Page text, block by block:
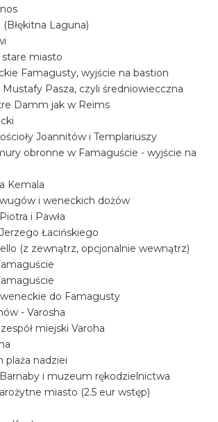
(Błękitna Laguna)
miasto
Famagusty, wyjście na bastion
Pasza, czyli średniowiecczna
Damm jak w Reims
Joannitów i Templariuszy
obronne w Famaguście - wyjście na
Kemala
i weneckich dożów
i Pawła
Jerzego Łacińskiego
(z zewnątrz, opcjonalnie wewnątrz)
do Famagusty
- Varosha
miejski Varoha
plaża nadziei
Barnaby i muzeum rękodzielnictwa
miasto (2.5 eur wstęp)